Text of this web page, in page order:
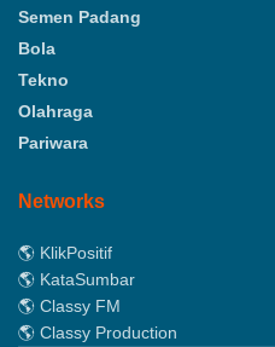
Semen Padang
Bola
Tekno
Olahraga
Pariwara
Networks
🌎 KlikPositif
🌎 KataSumbar
🌎 Classy FM
🌎 Classy Production